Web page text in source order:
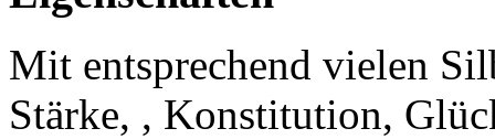
Mit entsprechend vielen
Stärke, , Konstitution,